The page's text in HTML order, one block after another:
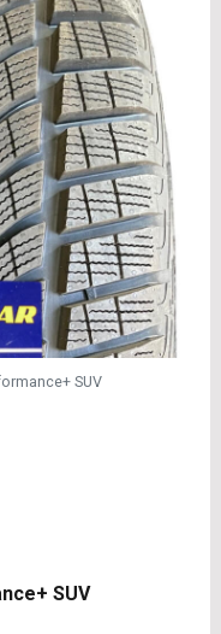
SUV
SUV